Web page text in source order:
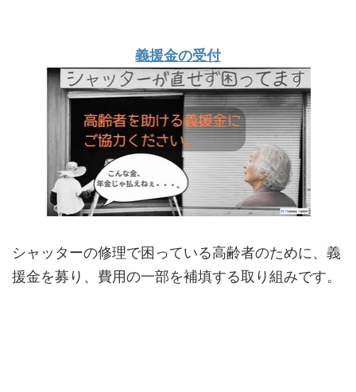
義援金の受付
シャッターの修理で困っている高齢者のために、義
援金を募り、費用の一部を補填する取り組みです。